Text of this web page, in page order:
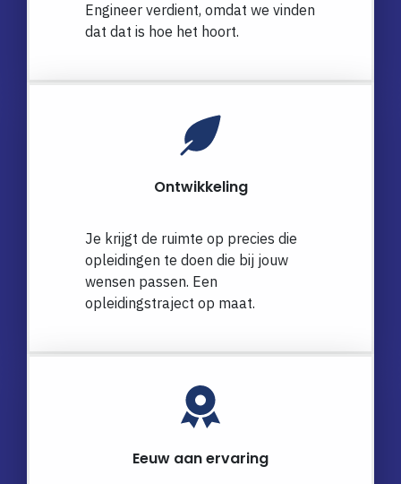
Engineer verdient, omdat we vinden
dat dat is hoe het hoort.
Ontwikkeling
Je krijgt de ruimte op precies die
opleidingen te doen die bij jouw
wensen passen. Een
opleidingstraject op maat.
Eeuw aan ervaring